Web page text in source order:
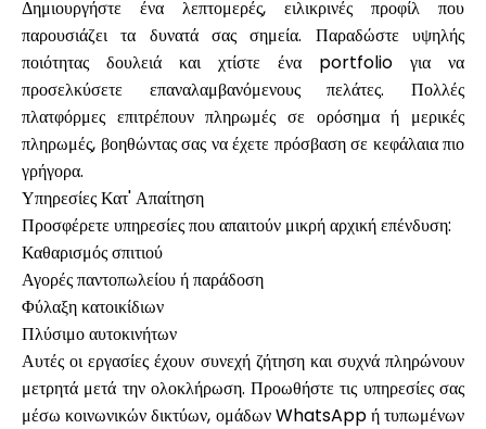
Δημιουργήστε ένα λεπτομερές, ειλικρινές προφίλ που
παρουσιάζει τα δυνατά σας σημεία. Παραδώστε υψηλής
ποιότητας δουλειά και χτίστε ένα portfolio για να
προσελκύσετε επαναλαμβανόμενους πελάτες. Πολλές
πλατφόρμες επιτρέπουν πληρωμές σε ορόσημα ή μερικές
πληρωμές, βοηθώντας σας να έχετε πρόσβαση σε κεφάλαια πιο
γρήγορα.
Υπηρεσίες Κατ' Απαίτηση
Προσφέρετε υπηρεσίες που απαιτούν μικρή αρχική επένδυση:
Καθαρισμός σπιτιού
Αγορές παντοπωλείου ή παράδοση
Φύλαξη κατοικίδιων
Πλύσιμο αυτοκινήτων
Αυτές οι εργασίες έχουν συνεχή ζήτηση και συχνά πληρώνουν
μετρητά μετά την ολοκλήρωση. Προωθήστε τις υπηρεσίες σας
μέσω κοινωνικών δικτύων, ομάδων WhatsApp ή τυπωμένων